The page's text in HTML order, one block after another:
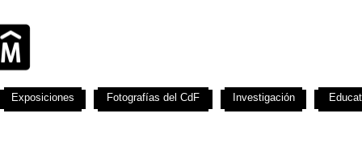
Exposiciones Fotografías del CdF Investigación